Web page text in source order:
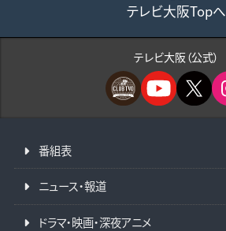
テレビ大阪Topへ
テレビ大阪（公式）
番組表
ニュース・報道
ドラマ・映画・深夜アニメ